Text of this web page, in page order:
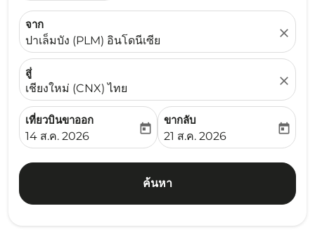
จาก
ปาเล็มบัง (PLM) อินโดนีเซีย
close
สู่
เชียงใหม่ (CNX) ไทย
close
เที่ยวบินขาออก
fc-booking-departure-date-aria-label
14 ส.ค. 2026
today
ขากลับ
fc-booking-return-date-
21 ส.ค. 2026
today
ค้นหา